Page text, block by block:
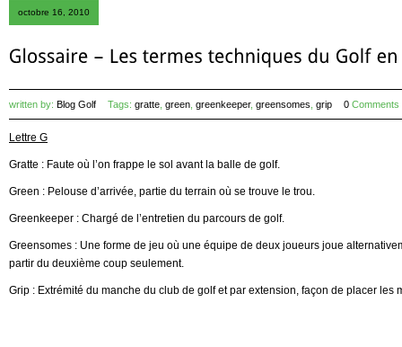
octobre 16, 2010
written by: Blog Golf Tags: gratte green greenkeeper, greensomes grip 0 Comments
Lettre G
Gratte : Faute où l’on frappe le sol avant la balle de golf.
Green : Pelouse d’arrivée, partie du terrain où se trouve le trou.
Greenkeeper : Chargé de l’entretien du parcours de golf.
Greensomes : Une forme de jeu où une équipe de deux joueurs joue
partir du deuxième coup seulement.
Grip : Extrémité du manche du club de golf et par extension, façon de placer les